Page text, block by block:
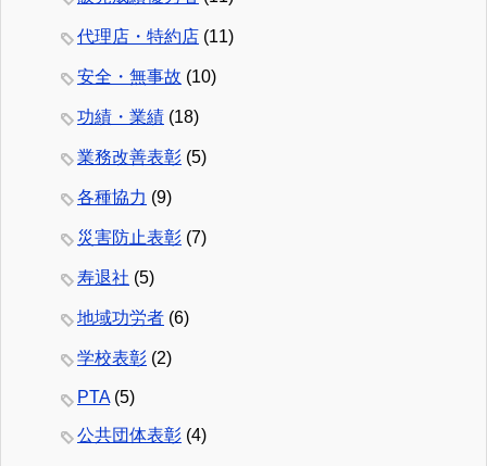
代理店・特約店 (11)
安全・無事故 (10)
功績・業績 (18)
業務改善表彰 (5)
各種協力 (9)
災害防止表彰 (7)
寿退社 (5)
地域功労者 (6)
学校表彰 (2)
PTA(5)
公共団体表彰 (4)